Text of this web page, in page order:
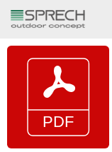
contenuto